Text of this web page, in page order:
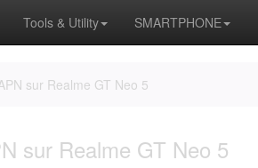
Tools & Utility SMARTPHONE
sur Realme GT Neo 5
sur Realme GT Neo 5